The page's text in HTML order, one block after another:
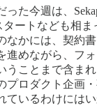
った今週は、
タートなども相ま
なかには、契約
進めながら、フ
うことまで含ま
プロダクト企画
ているわけには